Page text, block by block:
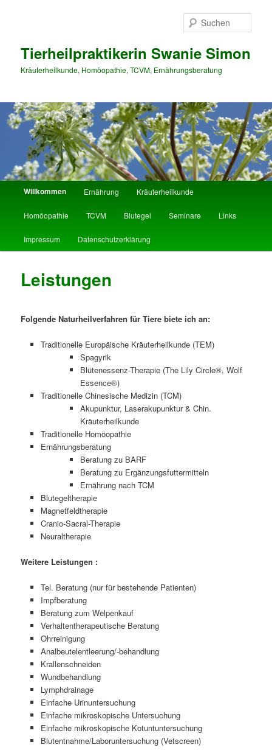
Tierheilpraktikerin Swanie Simon
Kräuterheilkunde, Homöopathie, TCVM, Ernährungsberatung
Hauptmenü
Zum Inhalt wechseln
Zum sekundären Inhalt wechseln
Willkommen Ernährung Kräuterheilkunde
Homöopathie TCVM Blutegel Seminare Links
Impressum Datenschutzerklärung
Leistungen
Folgende Naturheilverfahren für Tiere biete ich an:
Traditionelle Europäische Kräuterheilkunde (TEM)
Spagyrik
Blütenessenz-Therapie (The Lily Circle®, Wolf
Essence®)
Traditionelle Chinesische Medizin (TCM)
Akupunktur, Laserakupunktur & Chin.
Kräuterheilkunde
Traditionelle Homöopathie
Ernährungsberatung
Beratung zu BARF
Beratung zu Ergänzungsfuttermitteln
Ernährung nach TCM
Blutegeltherapie
Magnetfeldtherapie
Cranio-Sacral-Therapie
Neuraltherapie
Weitere Leistungen :
Tel. Beratung (nur für bestehende Patienten)
Impfberatung
Beratung zum Welpenkauf
Verhaltentherapeutische Beratung
Ohrreinigung
Analbeutelentleerung/-behandlung
Krallenschneiden
Wundbehandlung
Lymphdrainage
Einfache Urinuntersuchung
Einfache mikroskopische Untersuchung
Einfache mikroskopische Kotuntuntersuchung
Blutentnahme/Laboruntersuchung (Vetscreen)